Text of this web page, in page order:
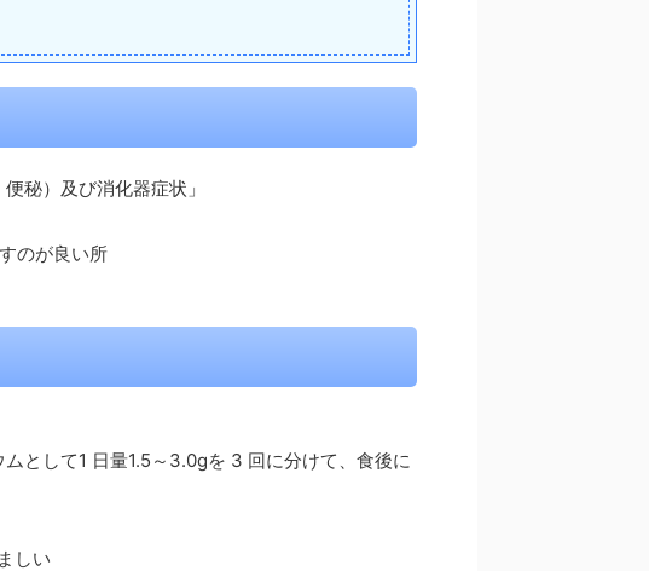
秘）及び消化器症状」
のが良い所
として1 日量1.5～3.0gを 3 回に分けて、食後に
しい